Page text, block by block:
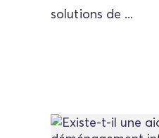
solutions de ...